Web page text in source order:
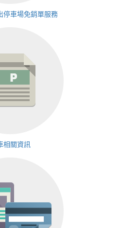
停車場免銷單服務
相關資訊